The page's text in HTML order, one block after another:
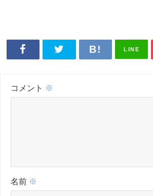
LINE
コメント ※
名前 ※